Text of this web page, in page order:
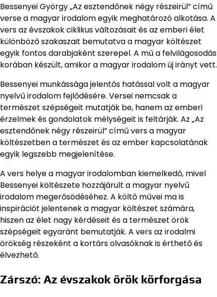
Bessenyei György „Az esztendőnek négy részeirül” című
verse a magyar irodalom egyik meghatározó alkotása. A
vers az évszakok ciklikus változásait és az emberi élet
különböző szakaszait bemutatva a magyar költészet
egyik fontos darabjaként szerepel. A mű a felvilágosodás
korában készült, amikor a magyar irodalom új irányt vett.
Bessenyei munkássága jelentős hatással volt a magyar
nyelvű irodalom fejlődésére. Versei nemcsak a
természet szépségeit mutatják be, hanem az emberi
érzelmek és gondolatok mélységeit is feltárják. Az „Az
esztendőnek négy részeirül” című vers a magyar
költészetben a természet és az ember kapcsolatának
egyik legszebb megjelenítése.
A vers helye a magyar irodalomban kiemelkedő, mivel
Bessenyei költészete hozzájárult a magyar nyelvű
irodalom megerősödéséhez. A költő művei ma is
inspirációt jelentenek a magyar költészet számára,
hiszen az élet nagy kérdéseit és a természet örök
szépségeit egyaránt bemutatják. A vers az irodalmi
örökség részeként a kortárs olvasóknak is érthető és
élvezhető.
Zárszó: Az évszakok örök körforgása